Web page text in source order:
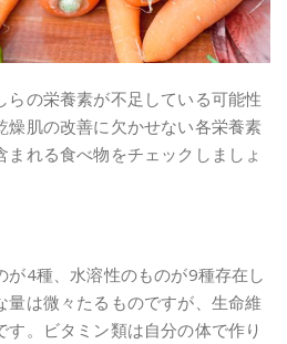
らの栄養素が不足している可能性
燥肌の改善に欠かせない各栄養素
れる食べ物をチェックしましょ
が4種、水溶性のものが9種存在し
量は微々たるものですが、生命維
。ビタミン類は自分の体で作り